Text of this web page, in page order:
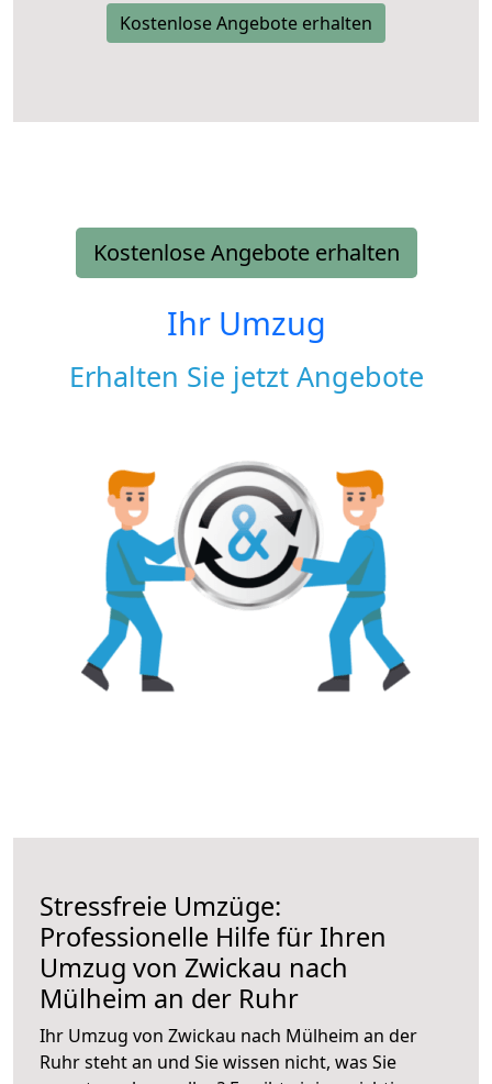
Kostenlose Angebote erhalten
Kostenlose Angebote erhalten
Ihr Umzug
Erhalten Sie jetzt Angebote
Stressfreie Umzüge:
Professionelle Hilfe für Ihren
Umzug von Zwickau nach
Mülheim an der Ruhr
Ihr Umzug von Zwickau nach Mülheim an der
Ruhr steht an und Sie wissen nicht, was Sie